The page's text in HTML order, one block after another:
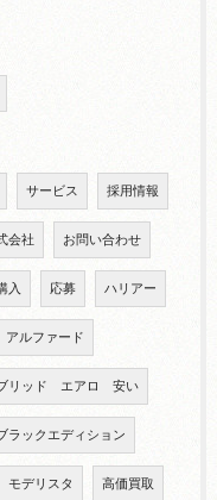
サービス 採用情報
会社 お問い合わせ
入 応募 ハリアー
アルファード
ブリッド エアロ 安い
ラックエディション
デリスタ 高価買取